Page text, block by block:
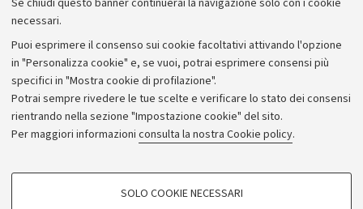
Se chiudi questo banner continuerai la navigazione solo con i cookie
necessari.
Puoi esprimere il consenso sui cookie facoltativi attivando l'opzione
in "Personalizza cookie" e, se vuoi, potrai esprimere consensi più
specifici in "Mostra cookie di profilazione".
Potrai sempre rivedere le tue scelte e verificare lo stato dei consensi
rientrando nella sezione "Impostazione cookie" del sito.
Per maggiori informazioni consulta la nostra Cookie policy.
COOKIE DI PROFILAZIONE - FACOLTATIVI
SOLO COOKIE NECESSARI
Bandi, gare e concorsi
Albo online
Amministrazione trasparente
Atti di notifica
Informazioni sul sito e accessibilità
Dichiarazione di accessibilità
Privacy e note legali